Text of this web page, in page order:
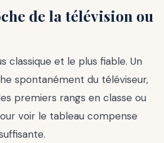
de la télévision ou
classique et le plus fiable. Un
spontanément du téléviseur,
premiers rangs en classe ou
voir le tableau compense